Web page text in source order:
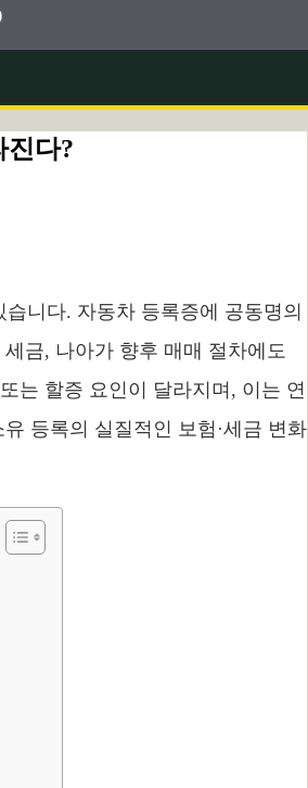
진다?
니다. 자동차 등록증에 공동명의
금, 나아가 향후 매매 절차에도
는 할증 요인이 달라지며, 이는 연
등록의 실질적인 보험·세금 변화